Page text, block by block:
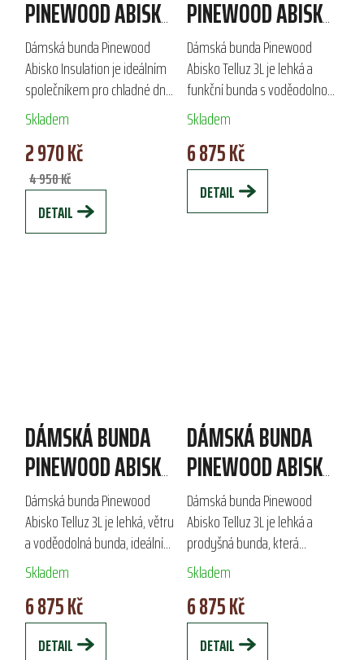
PINEWOOD ABISKO
INSULATION
Dámská bunda Pinewood
Abisko Insulation je ideálním
společníkem pro chladné dny.
Vyrobena převážně z
recyklovaného polyesteru s
výplní Thermore® Ecodown,
která nahrazuje...
Skladem
2 970 Kč
4 950 Kč
DETAIL
PINEWOOD ABISKO
TELLUZ 3L
Dámská bunda Pinewood
Abisko Telluz 3L je lehká a
funkční bunda s voděodolnou
a větruodolnou membránou,
ideální pro outdoorové
aktivity i každodenní nošení.
Ošetřena organickou...
Skladem
6 875 Kč
DETAIL
DÁMSKÁ BUNDA
PINEWOOD ABISKO
TELLUZ 3L
Dámská bunda Pinewood
Abisko Telluz 3L je lehká, větru
a voděodolná bunda, ideální
pro outdoorové aktivity i
každodenní použití. Vyrobena
z kvalitního polyesteru,
disponuje...
Skladem
6 875 Kč
DETAIL
DÁMSKÁ BUNDA
PINEWOOD ABISKO
TELLUZ 3L
Dámská bunda Pinewood
Abisko Telluz 3L je lehká a
prodyšná bunda, která
zajišťuje výjimečnou ochranu
proti větru a dešti. S pevnou,
nastavitelnou kapucí a
lepenými švy je...
Skladem
6 875 Kč
DETAIL